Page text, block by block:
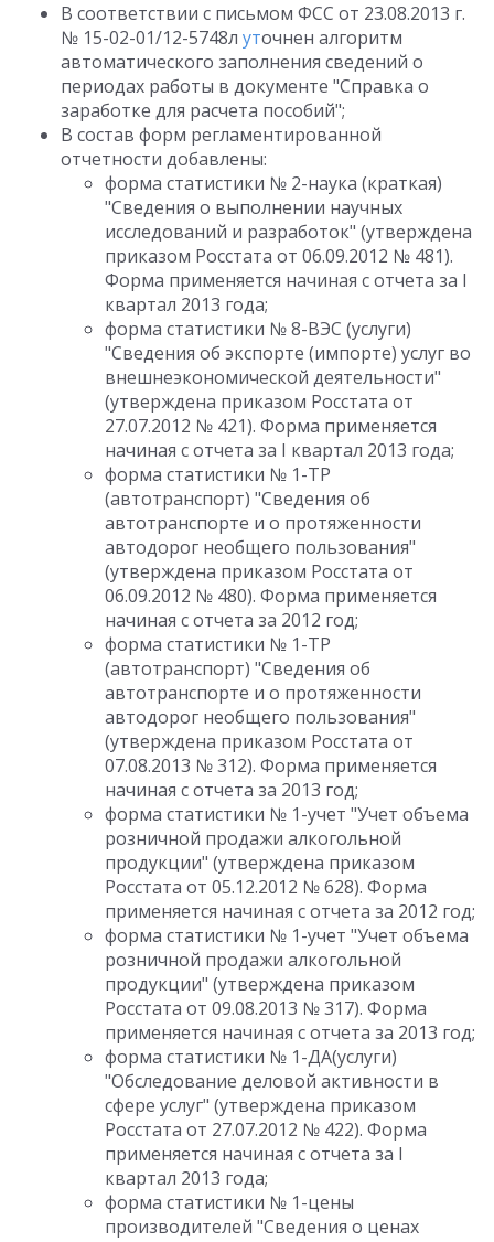
В соответствии с письмом ФСС от 23.08.2013 г.
№ 15-02-01/12-5748л уточнен алгоритм
автоматического заполнения сведений о
периодах работы в документе "Справка о
заработке для расчета пособий";
В состав форм регламентированной
отчетности добавлены:
форма статистики № 2-наука (краткая)
"Сведения о выполнении научных
исследований и разработок" (утверждена
приказом Росстата от 06.09.2012 № 481).
Форма применяется начиная с отчета за I
квартал 2013 года;
форма статистики № 8-ВЭС (услуги)
"Сведения об экспорте (импорте) услуг во
внешнеэкономической деятельности"
(утверждена приказом Росстата от
27.07.2012 № 421). Форма применяется
начиная с отчета за I квартал 2013 года;
форма статистики № 1-ТР
(автотранспорт) "Сведения об
автотранспорте и о протяженности
автодорог необщего пользования"
(утверждена приказом Росстата от
06.09.2012 № 480). Форма применяется
начиная с отчета за 2012 год;
форма статистики № 1-ТР
(автотранспорт) "Сведения об
автотранспорте и о протяженности
автодорог необщего пользования"
(утверждена приказом Росстата от
07.08.2013 № 312). Форма применяется
начиная с отчета за 2013 год;
форма статистики № 1-учет "Учет объема
розничной продажи алкогольной
продукции" (утверждена приказом
Росстата от 05.12.2012 № 628). Форма
применяется начиная с отчета за 2012 год;
форма статистики № 1-учет "Учет объема
розничной продажи алкогольной
продукции" (утверждена приказом
Росстата от 09.08.2013 № 317). Форма
применяется начиная с отчета за 2013 год;
форма статистики № 1-ДА(услуги)
"Обследование деловой активности в
сфере услуг" (утверждена приказом
Росстата от 27.07.2012 № 422). Форма
применяется начиная с отчета за I
квартал 2013 года;
форма статистики № 1-цены
производителей "Сведения о ценах